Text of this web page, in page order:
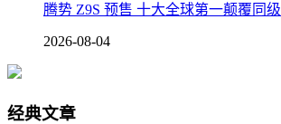
腾势 Z9S 预售 十大全球第一颠覆同级
2026-08-04
经典文章